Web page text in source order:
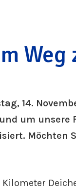
14.
um unsere
Möchten